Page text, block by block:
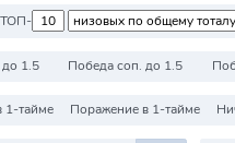
ТОП-
1.5 Победа соп. до 1.5
1-тайме Поражение в 1-тайме